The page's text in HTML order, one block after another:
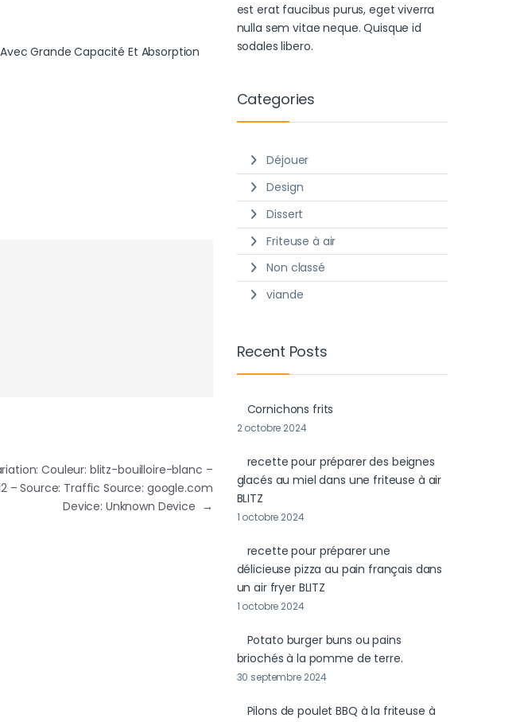
Grande Capacité Et Absorption
Couleur: blitz-bouilloire-blanc –
– Source: Traffic Source: google.com
Device: Unknown Device →
est erat faucibus purus, eget viverra
nulla sem vitae neque. Quisque id
sodales libero.
Categories
Déjouer
Design
Dissert
Friteuse à air
Non classé
viande
Recent Posts
Cornichons frits
2 octobre 2024
recette pour préparer des beignes
glacés au miel dans une friteuse à air
BLITZ
1 octobre 2024
recette pour préparer une
délicieuse pizza au pain français dans
un air fryer BLITZ
1 octobre 2024
Potato burger buns ou pains
briochés à la pomme de terre.
30 septembre 2024
Pilons de poulet BBQ à la friteuse à